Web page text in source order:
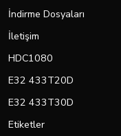
İndirme Dosyaları
İletişim
HDC1080
E32 433T20D
E32 433T30D
Etiketler